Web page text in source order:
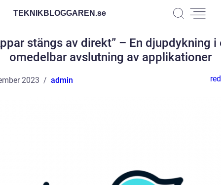
TEKNIKBLOGGAREN.se
stängs av direkt” – En djupdykning i
omedelbar avslutning av applikationer
2023 admin